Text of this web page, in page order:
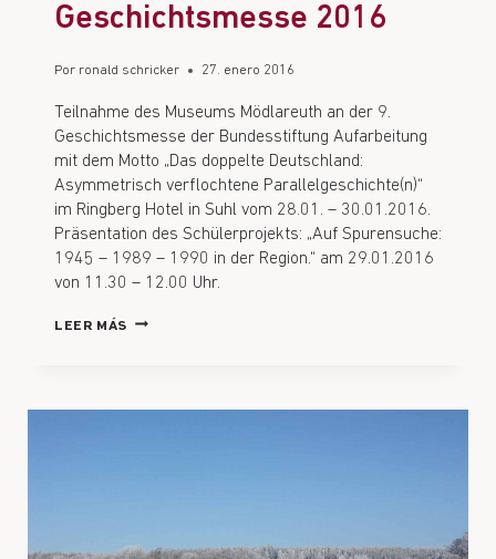
Geschichtsmesse 2016
Por ronald schricker 27. enero 2016
Teilnahme des Museums Mödlareuth an der 9.
Geschichtsmesse der Bundesstiftung Aufarbeitung
mit dem Motto „Das doppelte Deutschland:
Asymmetrisch verflochtene Parallelgeschichte(n)“
im Ringberg Hotel in Suhl vom 28.01. – 30.01.2016.
Präsentation des Schülerprojekts: „Auf Spurensuche:
1945 – 1989 – 1990 in der Region.“ am 29.01.2016
von 11.30 – 12.00 Uhr.
LEER MÁS